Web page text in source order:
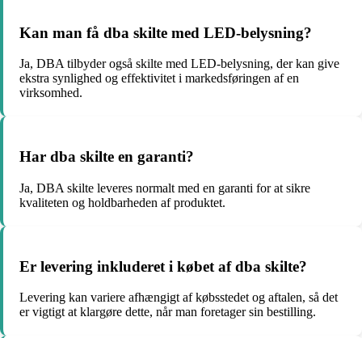
Kan man få dba skilte med LED-belysning?
Ja, DBA tilbyder også skilte med LED-belysning, der kan give
ekstra synlighed og effektivitet i markedsføringen af en
virksomhed.
Har dba skilte en garanti?
Ja, DBA skilte leveres normalt med en garanti for at sikre
kvaliteten og holdbarheden af produktet.
Er levering inkluderet i købet af dba skilte?
Levering kan variere afhængigt af købsstedet og aftalen, så det
er vigtigt at klargøre dette, når man foretager sin bestilling.